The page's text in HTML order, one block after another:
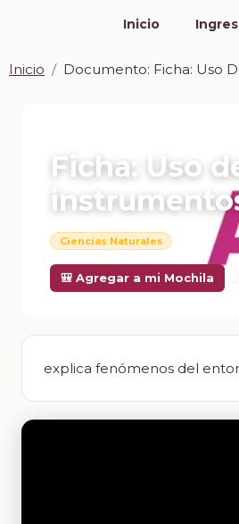
Inicio
Inicio Documento: Ficha: Uso
Ficha: Uso
Ciencias Naturales
🎒 Agregar a mi Mochila
explica fenómenos del